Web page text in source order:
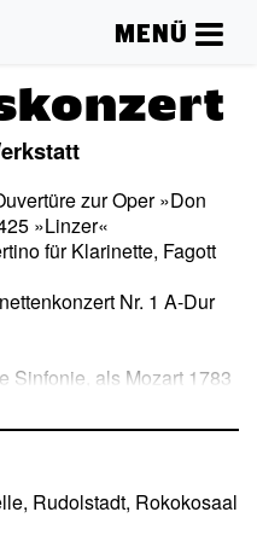
MENÜ
zur Oper »Don
»Linzer«
für Klarinette, Fagott
Nr. 1 A-Dur
Sinfonie, als Mozart 1783
Chance auftat, ein
In nur fünf Tagen
Sinfonie« aus der
»Don Giovanni«. In
noch auf dem Weg
Rudolstadt, Rokokosaal